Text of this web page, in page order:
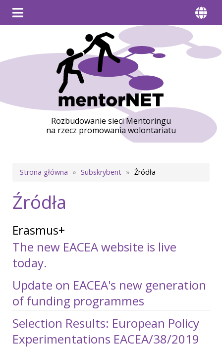
Rozbudowanie sieci Mentoringu
na rzecz promowania wolontariatu
Ścieżka
nawigacyjna
Strona główna Subskrybent Źródła
Źródła
Erasmus+
The new EACEA website is live
today.
Update on EACEA's new generation
of funding programmes
Selection Results: European Policy
Experimentations EACEA/38/2019